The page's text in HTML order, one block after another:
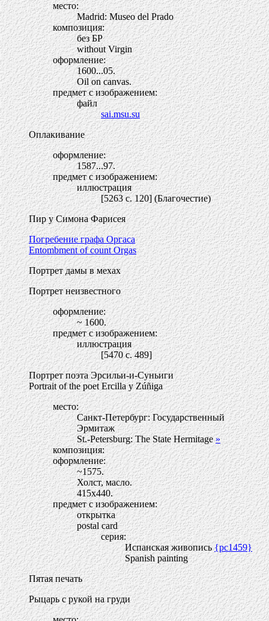
место:
Madrid: Museo del Prado
композиция:
без БР
without Virgin
оформление:
1600...05.
Oil on canvas.
предмет с изображением:
файл
sai.msu.su
Оплакивание
оформление:
1587...97.
предмет с изображением:
иллюстрация
[5263 c. 120] (Благочестие)
Пир у Симона Фарисея
Погребение графа Оргаса
Entombment of count Orgas
Портрет дамы в мехах
Портрет неизвестного
оформление:
~ 1600.
предмет с изображением:
иллюстрация
[5470 c. 489]
Портрет поэта Эрсильи-и-Суньиги
Portrait of the poet Ercilla y Zúñiga
место:
Санкт-Петербург: Государственный
Эрмитаж
St.-Petersburg: The State Hermitage»
композиция:
оформление:
~1575.
Холст, масло.
415х440.
предмет с изображением:
открытка
postal card
серия:
Испанская живопись{pc1459}
Spanish painting
Пятая печать
Рыцарь с рукой на груди